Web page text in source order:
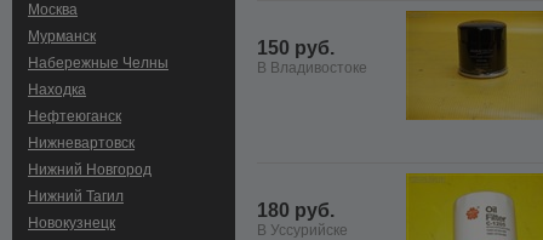
Москва
Мурманск
Набережные Челны
Находка
Нефтеюганск
Нижневартовск
Нижний Новгород
Нижний Тагил
Новокузнецк
150 руб.
В Владивостоке
180 руб.
В Уссурийске